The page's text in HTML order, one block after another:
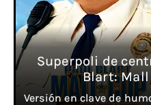
Superpoli de
Blart: Mall
Versión en clave de